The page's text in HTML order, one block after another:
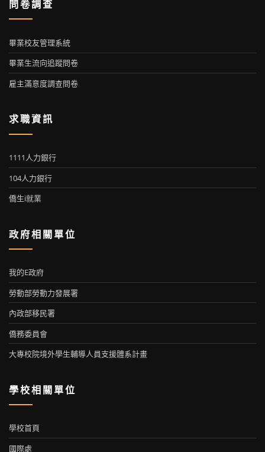
問卷調查
畢業校友管理系統
畢業生流向追蹤問卷
雇主滿意度調查問卷
求職資訊
1111人力銀行
104人力銀行
僑生i就業
政府相關單位
我的E政府
勞動部勞動力發展署
內政部移民署
僑務委員會
大專校院境外學生輔導人員支援體系計畫
學校相關單位
學校首頁
國際處